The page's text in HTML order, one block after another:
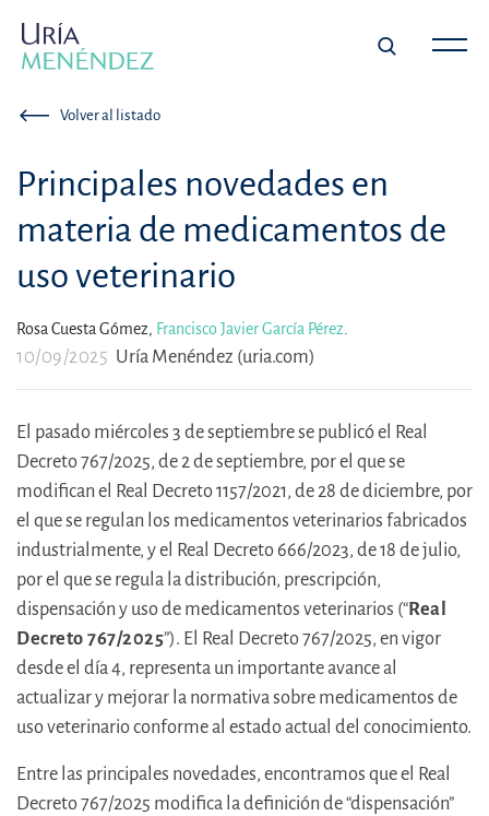
Volver al listado
Principales novedades en
materia de medicamentos de
uso veterinario
Rosa Cuesta Gómez, Francisco Javier García Pérez.
10/09/2025 Uría Menéndez (uria.com)
El pasado miércoles 3 de septiembre se publicó el Real
Decreto 767/2025, de 2 de septiembre, por el que se
modifican el Real Decreto 1157/2021, de 28 de diciembre, por
el que se regulan los medicamentos veterinarios fabricados
industrialmente, y el Real Decreto 666/2023, de 18 de julio,
por el que se regula la distribución, prescripción,
dispensación y uso de medicamentos veterinarios (“Real
Decreto 767/2025”). El Real Decreto 767/2025, en vigor
desde el día 4, representa un importante avance al
actualizar y mejorar la normativa sobre medicamentos de
uso veterinario conforme al estado actual del conocimiento.
Entre las principales novedades, encontramos que el Real
Decreto 767/2025 modifica la definición de “dispensación”